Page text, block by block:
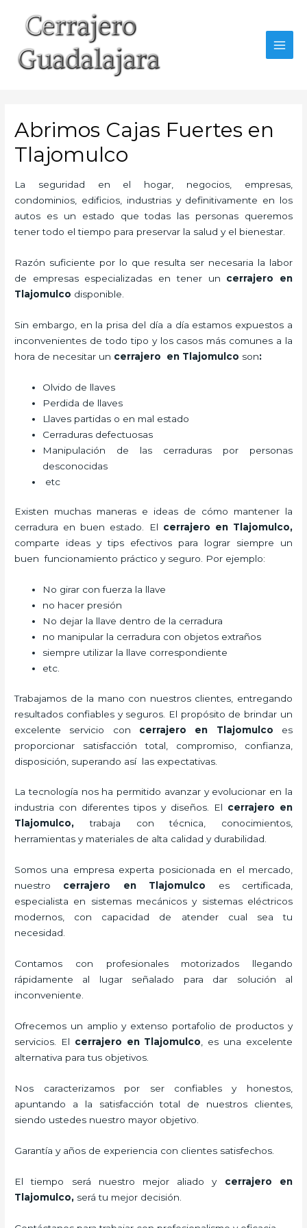
contenido
Abrimos Cajas Fuertes en
Tlajomulco
La seguridad en el hogar, negocios, empresas,
condominios, edificios, industrias y definitivamente en los
autos es un estado que todas las personas queremos
tener todo el tiempo para preservar la salud y el bienestar.
Razón suficiente por lo que resulta ser necesaria la labor
de empresas especializadas en tener un cerrajero en
Tlajomulco disponible.
Sin embargo, en la prisa del día a día estamos expuestos a
inconvenientes de todo tipo y los casos más comunes a la
hora de necesitar un cerrajero en Tlajomulco son:
Olvido de llaves
Perdida de llaves
Llaves partidas o en mal estado
Cerraduras defectuosas
Manipulación de las cerraduras por personas
desconocidas
etc
Existen muchas maneras e ideas de cómo mantener la
cerradura en buen estado. El cerrajero en Tlajomulco,
comparte ideas y tips efectivos para lograr siempre un
buen funcionamiento práctico y seguro. Por ejemplo:
No girar con fuerza la llave
no hacer presión
No dejar la llave dentro de la cerradura
no manipular la cerradura con objetos extraños
siempre utilizar la llave correspondiente
etc.
Trabajamos de la mano con nuestros clientes, entregando
resultados confiables y seguros. El propósito de brindar un
excelente servicio con cerrajero en Tlajomulco es
proporcionar satisfacción total, compromiso, confianza,
disposición, superando así las expectativas.
La tecnología nos ha permitido avanzar y evolucionar en la
industria con diferentes tipos y diseños. El cerrajero en
Tlajomulco,trabaja con técnica, conocimientos,
herramientas y materiales de alta calidad y durabilidad.
Somos una empresa experta posicionada en el mercado,
nuestro cerrajero en Tlajomulco es certificada,
especialista en sistemas mecánicos y sistemas eléctricos
modernos, con capacidad de atender cual sea tu
necesidad.
Contamos con profesionales motorizados llegando
rápidamente al lugar señalado para dar solución al
inconveniente.
Ofrecemos un amplio y extenso portafolio de productos y
servicios. El cerrajero en Tlajomulco , es una excelente
alternativa para tus objetivos.
Nos caracterizamos por ser confiables y honestos,
apuntando a la satisfacción total de nuestros clientes,
siendo ustedes nuestro mayor objetivo.
Garantía y años de experiencia con clientes satisfechos.
El tiempo será nuestro mejor aliado y cerrajero en
Tlajomulco, será tu mejor decisión.